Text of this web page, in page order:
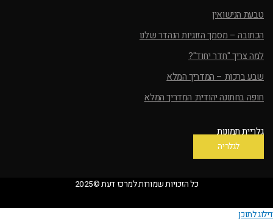
טבעת הנישואין
הכתובה – מסמך הזוגיות הנהדר שלנו
למה צריך "חדר יחוד"?
שבע ברכות – המדריך המלא
חופה בחתונה יהודית: המדריך המלא
גלריית תמונות
לגלריה
כל הזכויות שמורות למרכז דעת ©2025
דילוג לתוכן